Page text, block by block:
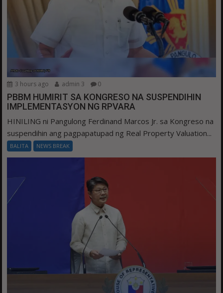
3 hours ago admin 3 0
PBBM HUMIRIT SA KONGRESO NA SUSPENDIHIN
IMPLEMENTASYON NG RPVARA
HINILING ni Pangulong Ferdinand Marcos Jr. sa Kongreso na
suspendihin ang pagpapatupad ng Real Property Valuation...
BALITA NEWS BREAK